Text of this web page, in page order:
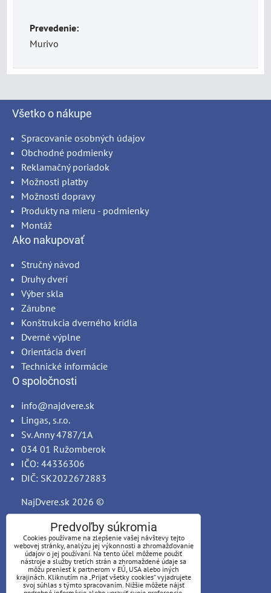
Prevedenie:
Murivo
Všetko o nákupe
Spracovanie osobných údajov
Obchodné podmienky
Reklamačný poriadok
Možnosti platby
Možnosti dopravy
Produkty na mieru - podmienky
Montáž
Ako nakupovať
Stručný návod
Druhy dverí
Výber skla
Zárubne
Konštrukcia dverného krídla
Dverné výplne
Orientácia dverí
Technické informácie
O spoločnosti
info@najdvere.sk
Lingas, s.r.o.
Sv. Anny 4787/1A
034 01 Ružomberok
IČO: 44336306
DIČ: SK2022672883
NajDvere.sk 2026 ©
Predvoľby súkromia
Cookies používame na zlepšenie vašej návštevy tejto
webovej stránky, analýzu jej výkonnosti a zhromažďovanie
údajov o jej používaní. Na tento účel môžeme použiť
nástroje a služby tretích strán a zhromaždené údaje sa
môžu preniesť k partnerom v EÚ, USA alebo iných
krajinách. Kliknutím na „Prijať všetky cookies“ vyjadrujete
svoj súhlas s týmto spracovaním. Nižšie môžete nájsť